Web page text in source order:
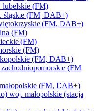
lubelskie (FM)
śląskie (FM, DAB+)
(FM, DAB+)
(FM)
(FM)
(FM)
(FM, DAB+)
zachodniopomorskie (FM,
małopolskie (FM, DAB+)
woj. małopolskie (stacja